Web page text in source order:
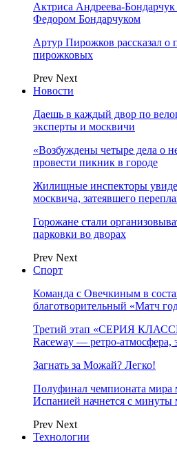
Актриса Андреева-Бондарчук
Федором Бондарчуком
Артур Пирожков рассказал о
пирожковых
Prev Next
Новости
Даешь в каждый двор по
эксперты и москвичи
«Возбуждены четыре дела о
провести пикник в городе
Жилищные инспекторы
москвича, затеявшего
Горожане стали
парковки во дворах
Prev Next
Спорт
Команда с Овечкиным в
благотворительный «Матч
Третий этап «СЕРИЯ
Raceway —
Загнать за Можай? Легко!
Полуфинал чемпионата
Испанией начнется с минуты
Prev Next
Технологии